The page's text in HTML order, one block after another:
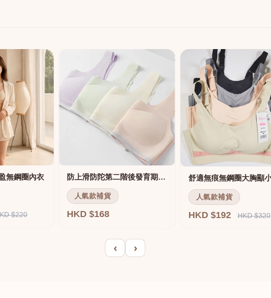
無鋼圈內衣
$220
防上滑防陀第二階後發育期內衣
人氣款補貨
HKD $168
人氣款補貨
HKD $192 HKD $320
‹ ›